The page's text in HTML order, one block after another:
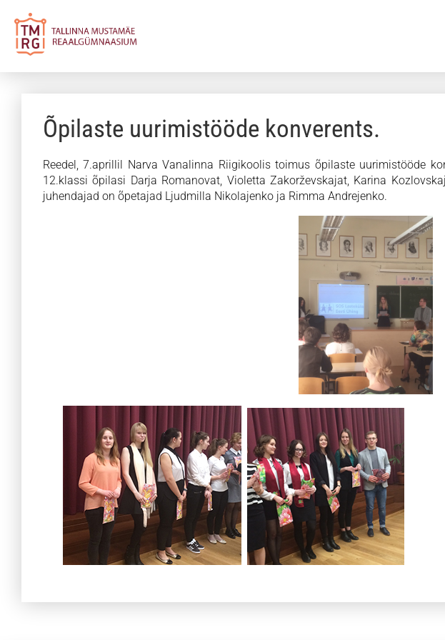
Õpilaste uurimistööde konverents.
Reedel, 7.aprillil Narva Vanalinna Riigikoolis toimus õpilaste uurimistööde
12.klassi õpilasi Darja Romanovat, Violetta Zakorževskajat, Karina
juhendajad on õpetajad Ljudmilla Nikolajenko ja Rimma Andrejenko.